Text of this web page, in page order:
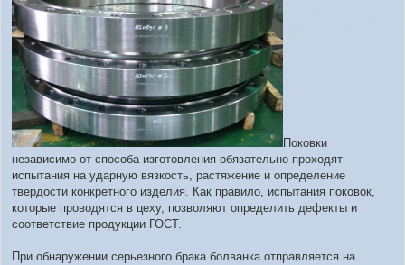
Поковки
независимо от способа изготовления обязательно проходят
испытания на ударную вязкость, растяжение и определение
твердости конкретного изделия. Как правило, испытания поковок,
которые проводятся в цеху, позволяют определить дефекты и
соответствие продукции ГОСТ.
При обнаружении серьезного брака болванка отправляется на